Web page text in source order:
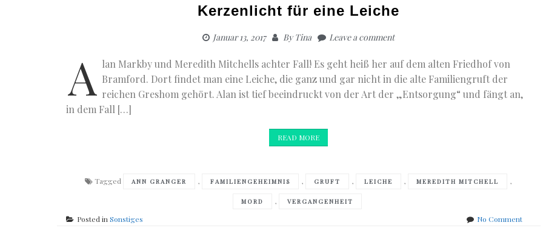
Kerzenlicht für eine Leiche
Januar 13, 2017 ByTina Leave a comment
A lan Markby und Meredith Mitchells achter Fall! Es geht heiß her auf dem alten Friedhof von
Bramford. Dort findet man eine Leiche, die ganz und gar nicht in die alte Familiengruft der
reichen Greshom gehört. Alan ist tief beeindruckt von der Art der „Entsorgung“ und fängt an,
in dem Fall […]
READ MORE
Tagged ANN GRANGER , FAMILIENGEHEIMNIS , GRUFT , LEICHE , MEREDITH MITCHELL ,
MORD , VERGANGENHEIT
Posted inSonstiges No Commenton